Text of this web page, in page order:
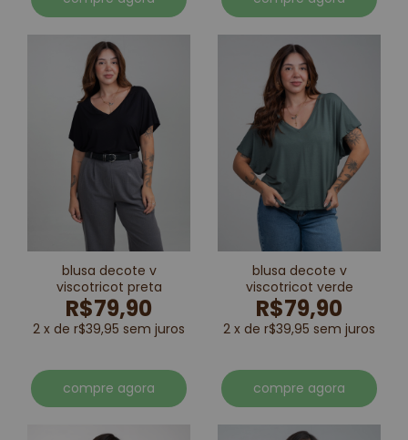
blusa decote v
viscotricot preta
R$79,90
2 x de r$39,95 sem juros
compre agora
blusa decote v
viscotricot verde
R$79,90
2 x de r$39,95 sem juros
compre agora